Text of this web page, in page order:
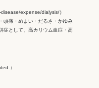
expense/dialysis/）
頭痛・めまい・だるさ・かゆみ
症として、高カリウム血症・高
）